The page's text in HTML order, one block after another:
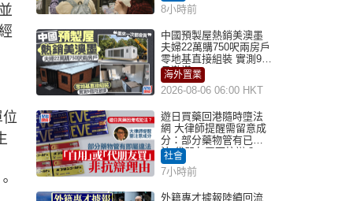
8小時前
中國預製屋熱銷美澳墨
夫婦22萬購750呎兩房戶
零地基直接組裝 實測9個
月激讚
海外置業
2026-08-06 06:00 HKT
遊日買藥回港隨時墮法
網 大律師提醒需留意成
分：部分藥物管有已違
法 代朋友買可抗辯？
社會
7小時前
外籍專才據報陸續回流